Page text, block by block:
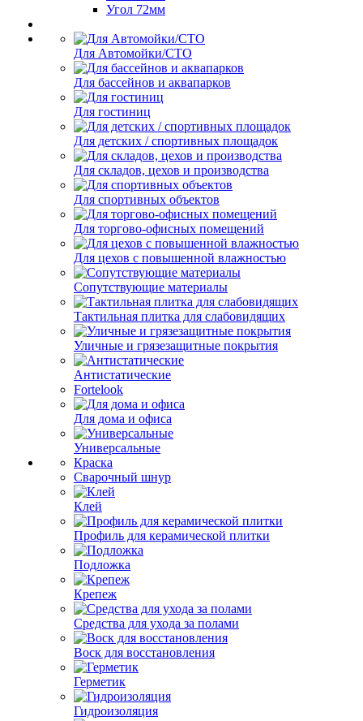
Угол 72мм
Для Автомойки/СТО
Для бассейнов и аквапарков
Для гостиниц
Для детских / спортивных площадок
Для складов, цехов и производства
Для спортивных объектов
Для торгово-офисных помещений
Для цехов с повышенной влажностью
Сопутствующие материалы
Тактильная плитка для слабовидящих
Уличные и грязезащитные покрытия
Антистатические
Fortelook
Для дома и офиса
Универсальные
Краска
Сварочный шнур
Клей
Профиль для керамической плитки
Подложка
Крепеж
Средства для ухода за полами
Воск для восстановления
Герметик
Гидроизоляция